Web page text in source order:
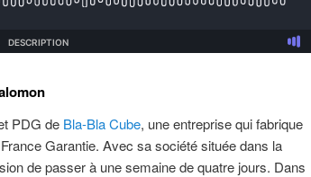
PDG de Bla-Bla Cube, une entreprise qui fabrique
Garantie. Avec sa société située dans la
de passer à une semaine de quatre jours. Dans